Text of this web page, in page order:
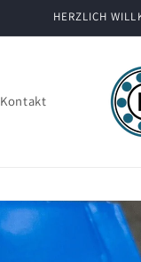
HERZLICH
Kontakt